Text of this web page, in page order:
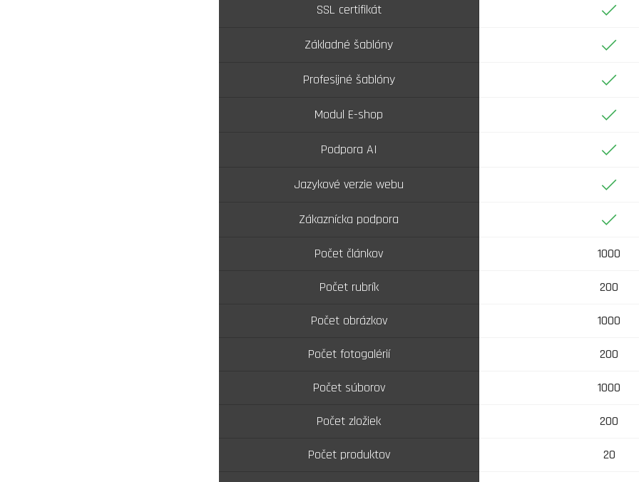
SSL certifikát Áno
Základné šablóny Áno
Profesijné šablóny Áno
Modul E-shop Áno
Podpora AI Áno
Jazykové verzie webu Áno
Zákaznícka podpora Áno
Počet článkov 1000
Počet rubrík 200
Počet obrázkov 1000
Počet fotogalérií 200
Počet súborov 1000
Počet zložiek 200
Počet produktov 20